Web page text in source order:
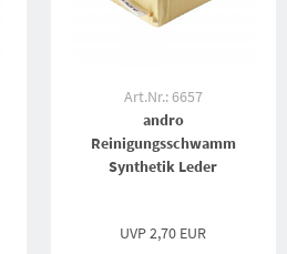
Art.Nr.: 6657
andro
Reinigungsschwamm
Synthetik Leder
UVP2,70 EUR